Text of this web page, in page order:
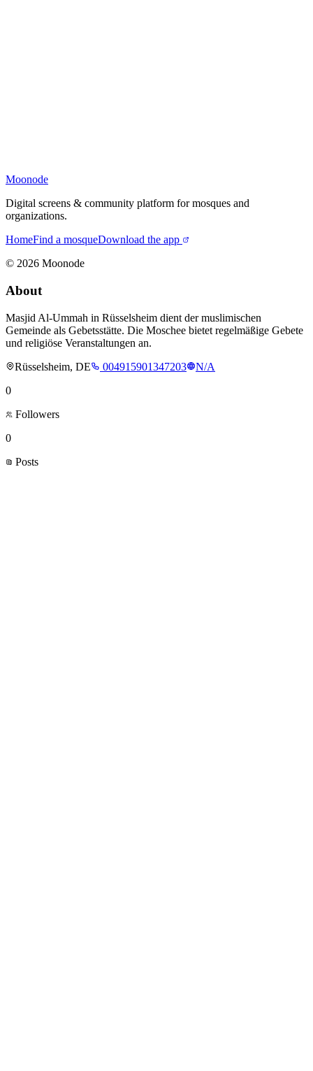
Moonode
Digital screens & community platform for mosques and
organizations.
HomeFind a mosqueDownload the app
© 2026 Moonode
About
Masjid Al-Ummah in Rüsselsheim dient der muslimischen
Gemeinde als Gebetsstätte. Die Moschee bietet regelmäßige Gebete
und religiöse Veranstaltungen an.
Rüsselsheim, DE
004915901347203
N/A
0
Followers
0
Posts